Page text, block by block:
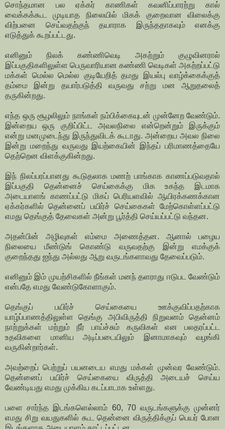
சொந்தமான பல ஏக்கர் காணிகள் கவனிப்பாரற்று கால்
வைக்கக்கூட முடியாத நிலையில் மிகக் குறைவான விலைக்கு
விற்பனை செய்வதற்குந் தயாராக இருந்ததாகவும் எனக்கு
எடுத்துக் கூறப்பட்டது.
எனினும் நிலக் கண்ணிவெடி அகற்றும் குழுவினரால்
இப்பகுதிகளிலுள்ள பெருவாரியான கண்ணி வெடிகள் அகற்றப்பட்டு
மக்கள் மெல்ல மெல்ல குடியேறித் தமது இயல்பு வாழ்க்கைக்குத்
தம்மை இன்று தயார்படுத்தி வருவது சற்று மன ஆறுதலைத்
தருகின்றது.
எந்த ஒரு சூழலிலும் நாங்கள் நம்பிக்கையுடன் முன்னேற வேண்டும்.
இன்றைய ஒரு குறிப்பிட்ட அவலநிலை என்றென்றும் இருக்கும்
என்று மனமுடைந்து இருந்துவிடக் கூடாது. அன்றைய அவல நிலை
இன்று மறைந்து வருவது இயற்கையின் இந்தப் பரிமாணத்தையே
தெற்றென விளக்குகின்றது.
இந் நிலப்பரப்பானது கூடுதலாக மணற் பாங்காக காணப்படுவதால்
இப்பகுதி தென்னைச் செய்கைக்கு மிக உகந்த இடமாக
அடையாளங் காணப்பட்டு மிகப் பெரியளவில் ஆயிரக்கணக்கான
ஏக்கர்களில் தென்னைப் பயிர்ச் செய்கைகள் மேற்கொள்ளப்பட்டு
எமது தெங்குத் தேவைகள் அன்று பூர்த்தி செய்யப்பட்டு வந்தன.
அதன்பின் அழிவுகள் எம்மை அணைத்தன. ஆனால் பழைய
நிலையை மீண்டுங் கொண்டு வருவதற்கு இன்று எமக்குக்
குறைந்தது ஐந்து அல்லது ஆறு வருடங்களாவது தேவைப்படும்.
எனினும் இம் முயற்சிகளில் நீங்கள் மனந் தளராது ஈடுபட வேண்டும்
என்பதே எமது வேண்டுகோளாகும்.
தெங்குப் பயிர்ச் செய்கையை ஊக்குவிப்பதற்காக
யாழ்ப்பாணத்திலுள்ள தெங்கு அபிவிருத்தி நிறுவனம் தென்னம்
நாற்றுக்கள் மற்றும் நீர் பாய்ச்சும் கருவிகள் என பலதரப்பட்ட
உதவிகளை மானிய அடிப்படையிலும் இனாமாகவும் வழங்கி
வருகின்றார்கள்.
அவற்றைப் பெற்றுப் பயனடைய எமது மக்கள் முன்வர வேண்டும்.
தென்னைப் பயிர்ச் செய்கையை விருத்தி அடையச் செய்ய
வேண்டியது எமது முக்கிய கடப்பாடாக உள்ளது.
பளை சார்ந்த இடங்களெல்லாம் 60, 70 வருடங்களுக்கு முன்னர்
எமது சிறு வயதுகளில் கூட தென்னை விருத்திக்குப் பெயர் போன